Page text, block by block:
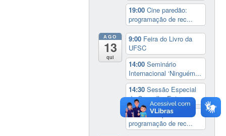
19:00Cine paredão:
programação de rec...
AGO
13
qui
9:00 Feira do Livro da
UFSC
14:00Seminário
Internacional ‘Ninguém...
14:30Sessão Especial
do Conselho Esta...
19:00 Cine paredão:
programação de rec...